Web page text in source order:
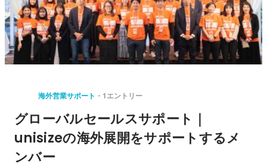
海外営業サポート 1エントリー
グローバルセールスサポート｜
unisizeの海外展開をサポートするメ
ンバー